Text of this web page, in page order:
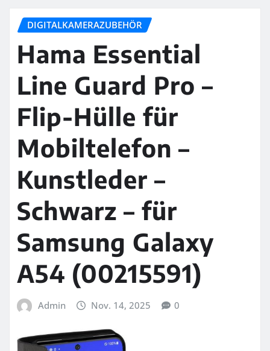
DIGITALKAMERAZUBEHÖR
Hama Essential
Line Guard Pro –
Flip-Hülle für
Mobiltelefon –
Kunstleder –
Schwarz – für
Samsung Galaxy
A54 (00215591)
Admin Nov. 14, 2025 0